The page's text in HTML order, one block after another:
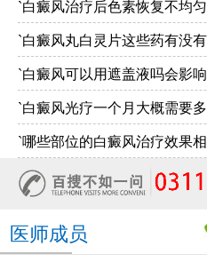
`白癜风治疗后色素恢复不均
`白癜风丸白灵片这些药有没
`白癜风可以用遮盖液吗会影
`白癜风光疗一个月大概需要
`哪些部位的白癜风治疗效果
医师成员